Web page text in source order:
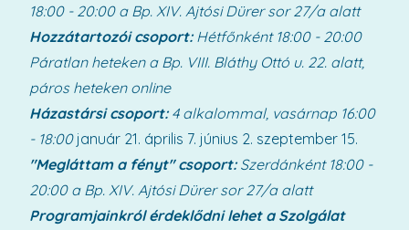
18:00 - 20:00 a Bp. XIV. Ajtósi Dürer sor 27/a alatt
Hozzátartozói csoport: Hétfőnként 18:00 - 20:00
Páratlan heteken a Bp. VIII. Bláthy Ottó u. 22. alatt,
páros heteken online
Házastársi csoport: 4 alkalommal, vasárnap 16:00
- 18:00január 21. április 7. június 2. szeptember 15.
"Megláttam a fényt" csoport: Szerdánként 18:00 -
20:00 a Bp. XIV. Ajtósi Dürer sor 27/a alatt
Programjainkról érdeklődni lehet a Szolgálat